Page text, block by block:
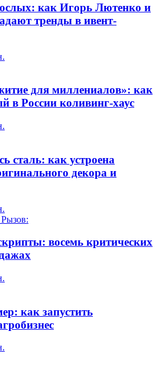
как Игорь Лютенко и
тренды в ивент-
для миллениалов»: как
в России коливинг-хаус
сталь: как устроена
декора и
восемь критических
как запустить